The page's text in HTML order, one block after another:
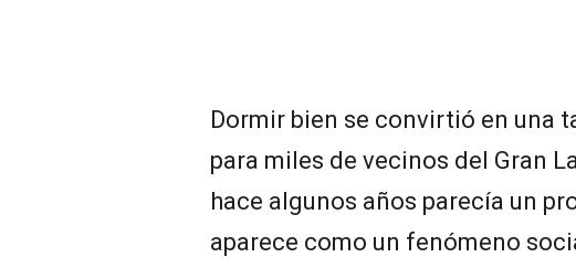
Dormir bien se convirtió en una
para miles de vecinos del Gran
hace algunos años parecía un
aparece como un fenómeno